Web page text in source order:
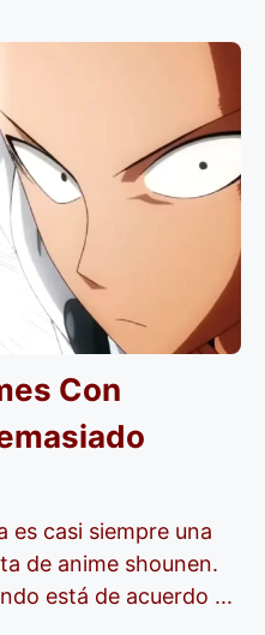
Con
es casi siempre una
de anime shounen.
está de acuerdo ...